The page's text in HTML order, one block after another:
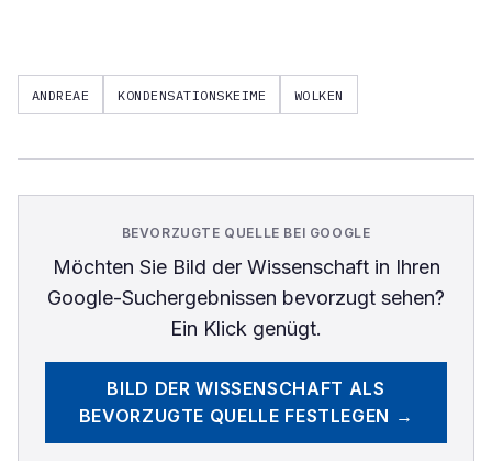
ANDREAE KONDENSATIONSKEIME WOLKEN
BEVORZUGTE QUELLE BEI GOOGLE
Möchten Sie Bild der Wissenschaftin Ihren
Google-Suchergebnissen bevorzugt sehen?
Ein Klick genügt.
BILD DER WISSENSCHAFT ALS
BEVORZUGTE QUELLE FESTLEGEN →